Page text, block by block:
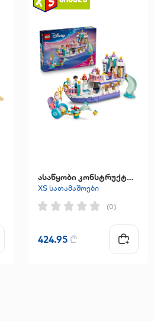
ასაწყობი კონსტრუქტორი "Ariel's Royal Wedding Boat"
XS სათამაშოები
(0)
424.95 ₾